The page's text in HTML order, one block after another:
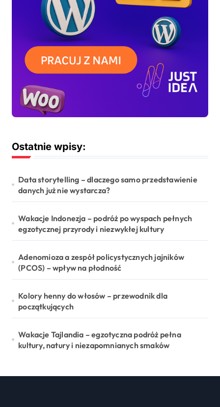
s
ó
w
Ostatnie wpisy:
Data storytelling – dlaczego samo przedstawienie
danych już nie wystarcza?
Wakacje Indonezja – podróż po wyspach pełnych
egzotycznej przyrody i niezwykłej kultury
Adenomioza a zespół policystycznych jajników
(PCOS) – wpływ na płodność
Kolory henny do włosów – przewodnik dla
początkujących
Wakacje Tajlandia – egzotyczna podróż pełna
kultury, natury i niezapomnianych smaków